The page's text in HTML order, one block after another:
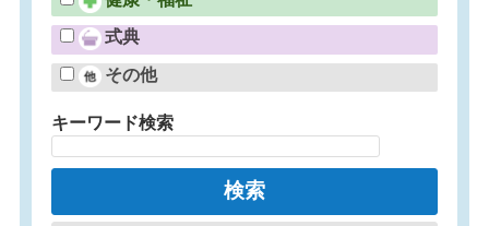
式典
その他
キーワード検索